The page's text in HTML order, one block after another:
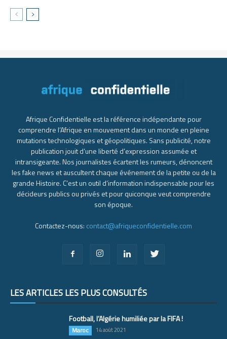
Afrique Confidentielle est la référence indépendante pour
comprendre l’Afrique en mouvement dans un monde en pleine
mutations technologiques et géopolitiques. Sans publicité, notre
publication jouit d’une liberté d’expression assumée et
intransigeante. Nos journalistes écartent les rumeurs, dénoncent
les fake news et auscultent chaque événement de la petite ou de la
grande Histoire. C’est un outil d’information indispensable pour les
décideurs publics ou privés et pour quiconque veut comprendre
son époque.
Contactez-nous: contact@afriqueconfidentielle.com
LES ARTICLES LES PLUS CONSULTÉS
Football, l’Algérie humiliée par la FIFA !
Maroc 14 août 2021